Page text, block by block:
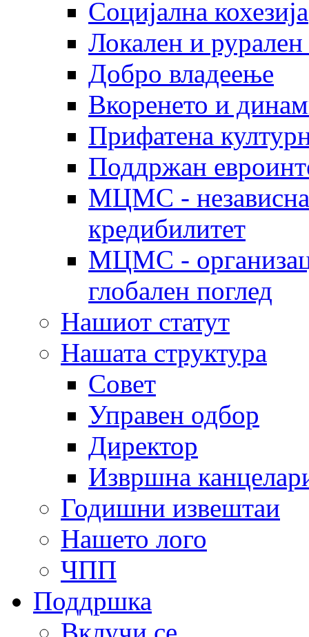
Социјална кохезија
Локален и рурален
Добро владеење
Вкоренето и
Прифатена
Поддржан
МЦМС - независна
кредибилитет
МЦМС -
глобален поглед
Нашиот статут
Нашата структура
Совет
Управен одбор
Директор
Извршна
Годишни извештаи
Нашето лого
ЧПП
Поддршка